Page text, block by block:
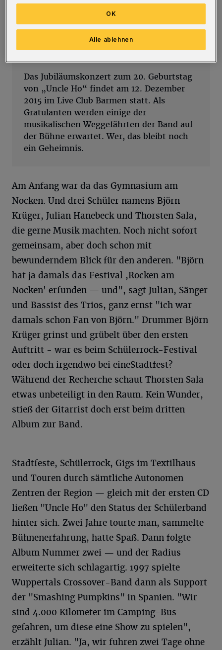
Das Jubiläumskonzert zum 20. Geburtstag
von „Uncle Ho“ findet am 12. Dezember
2015 im Live Club Barmen statt. Als
Gratulanten werden einige der
musikalischen Weggefährten der Band auf
der Bühne erwartet. Wer, das bleibt noch
ein Geheimnis.
Am Anfang war da das Gymnasium am
Nocken. Und drei Schüler namens Björn
Krüger, Julian Hanebeck und Thorsten Sala,
die gerne Musik machten. Noch nicht sofort
gemeinsam, aber doch schon mit
bewunderndem Blick für den anderen. "Björn
hat ja damals das Festival ,Rocken am
Nocken' erfunden — und", sagt Julian, Sänger
und Bassist des Trios, ganz ernst "ich war
damals schon Fan von Björn." Drummer Björn
Krüger grinst und grübelt über den ersten
Auftritt - war es beim Schülerrock-Festival
oder doch irgendwo bei eineStadtfest?
Während der Recherche schaut Thorsten Sala
etwas unbeteiligt in den Raum. Kein Wunder,
stieß der Gitarrist doch erst beim dritten
Album zur Band.
Stadtfeste, Schülerrock, Gigs im Textilhaus
und Touren durch sämtliche Autonomen
Zentren der Region — gleich mit der ersten CD
ließen "Uncle Ho" den Status der Schülerband
hinter sich. Zwei Jahre tourte man, sammelte
Bühnenerfahrung, hatte Spaß. Dann folgte
Album Nummer zwei — und der Radius
erweiterte sich schlagartig. 1997 spielte
Wuppertals Crossover-Band dann als Support
der "Smashing Pumpkins" in Spanien. "Wir
sind 4.000 Kilometer im Camping-Bus
gefahren, um diese eine Show zu spielen",
erzählt Julian. "Ja, wir fuhren zwei Tage ohne
Alle ablehnen
OK